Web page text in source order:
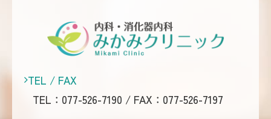
TEL / FAX
TEL： 077-526-7190 / FAX：077-526-7197